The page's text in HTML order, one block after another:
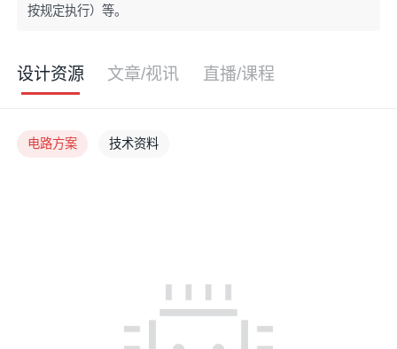
按规定执行）等。
设计资源 文章/视讯 直播/课程
电路方案 技术资料